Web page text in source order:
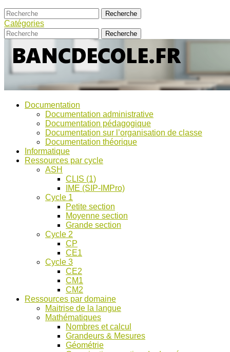
Catégories
Bancs
d’Ecole
pour
discussions
Documentation
Documentation administrative
Documentation pédagogique
Documentation sur l’organisation de classe
Documentation théorique
Informatique
Ressources par cycle
ASH
CLIS (1)
IME (SIP-IMPro)
Cycle 1
Petite section
Moyenne section
Grande section
Cycle 2
CP
CE1
Cycle 3
CE2
CM1
CM2
Ressources par domaine
Maitrise de la langue
Mathématiques
Nombres et calcul
Grandeurs & Mesures
Géométrie